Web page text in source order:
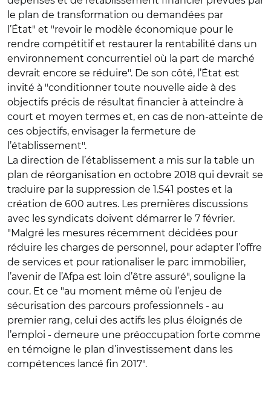
le plan de transformation ou demandées par
l’État" et "revoir le modèle économique pour le
rendre compétitif et restaurer la rentabilité dans un
environnement concurrentiel où la part de marché
devrait encore se réduire". De son côté, l’État est
invité à "conditionner toute nouvelle aide à des
objectifs précis de résultat financier à atteindre à
court et moyen termes et, en cas de non-atteinte de
ces objectifs, envisager la fermeture de
l’établissement".
La direction de l’établissement a mis sur la table un
plan de réorganisation en octobre 2018 qui devrait se
traduire par la suppression de 1.541 postes et la
création de 600 autres. Les premières discussions
avec les syndicats doivent démarrer le 7 février.
"Malgré les mesures récemment décidées pour
réduire les charges de personnel, pour adapter l’offre
de services et pour rationaliser le parc immobilier,
l’avenir de l’Afpa est loin d’être assuré", souligne la
cour. Et ce "au moment même où l’enjeu de
sécurisation des parcours professionnels - au
premier rang, celui des actifs les plus éloignés de
l’emploi - demeure une préoccupation forte comme
en témoigne le plan d’investissement dans les
compétences lancé fin 2017".